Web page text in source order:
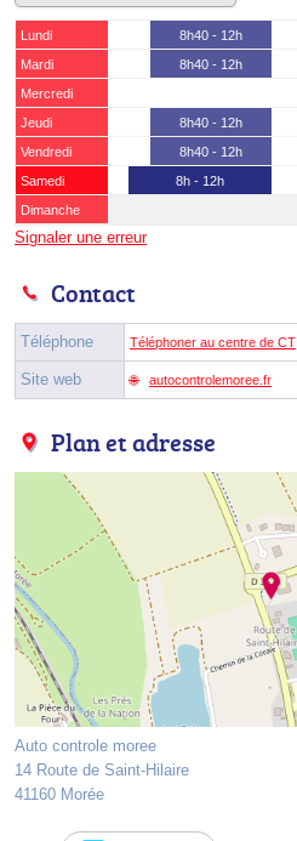
Lundi 8h40 - 12h
Mardi
8h40 - 12h
Mercredi
Jeudi
8h40 - 12h
Vendredi
8h40 - 12h
Samedi
8h - 12h
Dimanche
Signaler une erreur
Contact
Téléphone Téléphoner au centre de CT
Site web autocontrolemoree.fr
Plan et adresse
Auto controle moree
14 Route de Saint-Hilaire
41160 Morée